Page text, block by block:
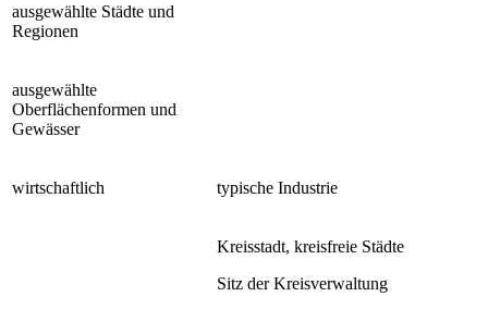
ausgewählte Städte und
Regionen
ausgewählte
Oberflächenformen und
Gewässer
wirtschaftlich typische Industrie
Kreisstadt, kreisfreie Städte
Sitz der Kreisverwaltung